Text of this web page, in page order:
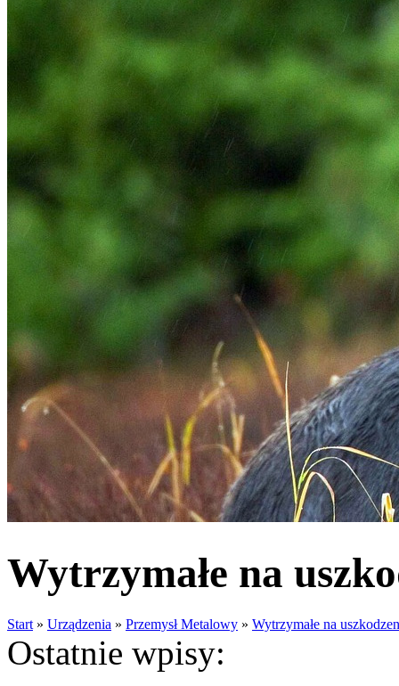
Wytrzymałe na
Start » Urządzenia » Przemysł Metalowy » Wytrzymałe na
Ostatnie wpisy: